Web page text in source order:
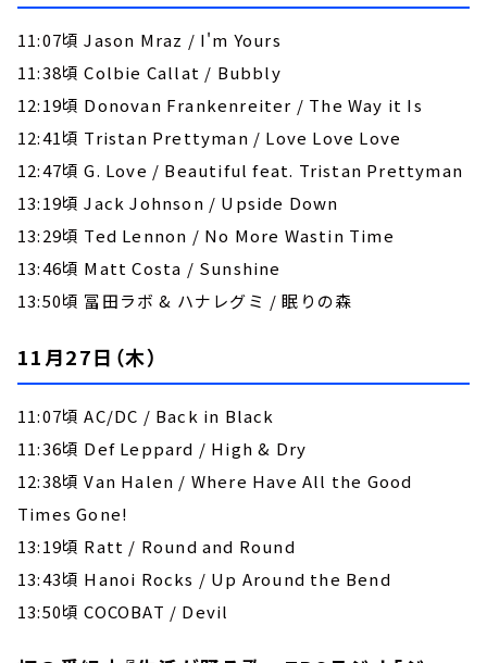
11:07頃 Jason Mraz / I'm Yours
11:38頃 Colbie Callat / Bubbly
12:19頃 Donovan Frankenreiter / The Way it Is
12:41頃 Tristan Prettyman / Love Love Love
12:47頃 G. Love / Beautiful feat. Tristan Prettyman
13:19頃 Jack Johnson / Upside Down
13:29頃 Ted Lennon / No More Wastin Time
13:46頃 Matt Costa / Sunshine
13:50頃 冨田ラボ & ハナレグミ / 眠りの森
11月27日（木）
11:07頃 AC/DC / Back in Black
11:36頃 Def Leppard / High & Dry
12:38頃 Van Halen / Where Have All the Good
Times Gone!
13:19頃 Ratt / Round and Round
13:43頃 Hanoi Rocks / Up Around the Bend
13:50頃 COCOBAT / Devil